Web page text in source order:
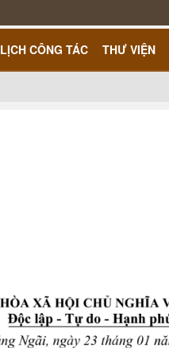
LỊCH CÔNG TÁC THƯ VIỆN